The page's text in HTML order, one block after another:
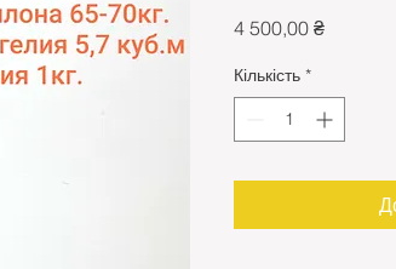
4 500,00 ₴Ціна
Кількість *